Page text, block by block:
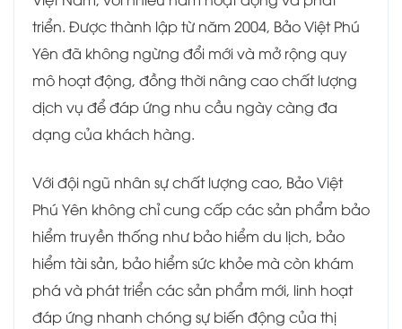
triển. Được thành lập từ năm 2004, Bảo Việt Phú
Yên đã không ngừng đổi mới và mở rộng quy
mô hoạt động, đồng thời nâng cao chất lượng
dịch vụ để đáp ứng nhu cầu ngày càng đa
dạng của khách hàng.
Với đội ngũ nhân sự chất lượng cao, Bảo Việt
Phú Yên không chỉ cung cấp các sản phẩm bảo
hiểm truyền thống như bảo hiểm du lịch, bảo
hiểm tài sản, bảo hiểm sức khỏe mà còn khám
phá và phát triển các sản phẩm mới, linh hoạt
đáp ứng nhanh chóng sự biến động của thị